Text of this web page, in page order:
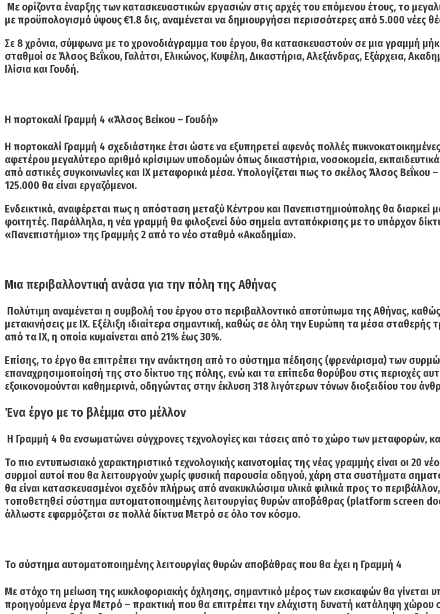
Με ορίζοντα έναρξης των κατασκευαστικών εργασιών στις αρχές του επόμενου έτους,το
με προϋπολογισμό ύψους€1.8 δις, αναμένεται να δημιουργήσει περισσότερες από5.000 νέες
Σε 8 χρόνια, σύμφωνα με το χρονοδιάγραμμα του έργου, θα κατασκευαστούν σε μια γραμμή
σταθμοί σε Άλσος Βεΐκου, Γαλάτσι, Ελικώνος, Κυψέλη, Δικαστήρια, Αλεξάνδρας, Εξάρχεια,
Ιλίσιακαι Γουδή.
Η πορτοκαλί Γραμμή 4 «Άλσος Βείκου – Γουδή»
H πορτοκαλί Γραμμή 4 σχεδιάστηκε έτσι ώστε να εξυπηρετεί αφενός πολλές
αφετέρου μεγαλύτερο αριθμό κρίσιμων υποδομών όπως δικαστήρια, νοσοκομεία,
από αστικές συγκοινωνίες και ΙΧ μεταφορικά μέσα. Υπολογίζεται πως το σκέλος Άλσος Βεΐκου
125.000 θα είναι εργαζόμενοι.
Ενδεικτικά, αναφέρεται πως η απόσταση μεταξύ Κέντρου και Πανεπιστημιούπολης θα διαρκεί
φοιτητές. Παράλληλα, η νέα γραμμή θα φιλοξενεί δύο σημεία ανταπόκρισης με το υπάρχον
«Πανεπιστήμιο» της Γραμμής 2 από το νέο σταθμό «Ακαδημία».
Μια περιβαλλοντική ανάσα για την πόλη της Αθήνας
Πολύτιμη αναμένεται η συμβολή του έργου στο περιβαλλοντικό αποτύπωμα της Αθήνας,
μετακινήσεις με ΙΧ. Εξέλιξη ιδιαίτερα σημαντική, καθώς σε όλη την Ευρώπη τα μέσα σταθερής
από τα ΙΧ, η οποία κυμαίνεται από21% έως30%.
Επίσης, το έργο θα επιτρέπει την ανάκτηση από το σύστημα πέδησης (φρενάρισμα) των
επαναχρησιμοποίησή της στο δίκτυο της πόλης, ενώ και τα επίπεδα θορύβου στις περιοχές
εξοικονομούνται καθημερινά, οδηγώντας στην έκλυση 318 λιγότερων τόνων διοξειδίου του
Ένα έργο με το βλέμμα στο μέλλον
Η Γραμμή 4 θα ενσωματώνει σύγχρονες τεχνολογίες και τάσεις από το χώρο των μεταφορών,
Το πιο εντυπωσιακό χαρακτηριστικό τεχνολογικής καινοτομίας της νέας γραμμής είναι οι20
συρμοί αυτοί που θα λειτουργούνχωρίς φυσική παρουσία οδηγού, χάρη στα συστήματα
θα είναι κατασκευασμένοι σχεδόν πλήρως από ανακυκλώσιμα υλικά φιλικά προς το
τοποθετηθεί σύστημα αυτοματοποιημένης λειτουργίας θυρών αποβάθρας (platform screen
άλλωστε εφαρμόζεται σε πολλά δίκτυα Μετρό σε όλο τον κόσμο.
Το σύστημα αυτοματοποιημένης λειτουργίας θυρών αποβάθρας που θα έχει η Γραμμή 4
Με στόχο τη μείωση της κυκλοφοριακής όχλησης, σημαντικό μέρος των εκσκαφών θα γίνεται
προηγούμενα έργα Μετρό – πρακτική που θα επιτρέπει την ελάχιστη δυνατή κατάληψη